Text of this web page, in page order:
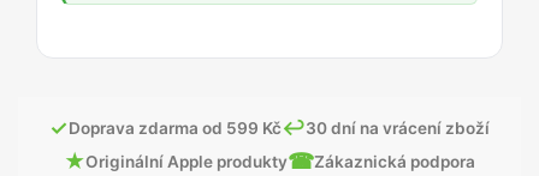
✓Doprava zdarma od 599 Kč↩30 dní na vrácení zboží
★Originální Apple produkty☎Zákaznická podpora